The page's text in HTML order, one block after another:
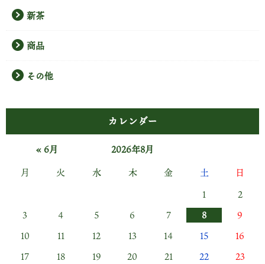
新茶
商品
その他
カレンダー
2026年8月
月
火 水 木 金 土
日
1
2
3
4 5 6 7 8
9
10
11 12 13 14 15
16
17
18 19 20 21 22
23
« 6月